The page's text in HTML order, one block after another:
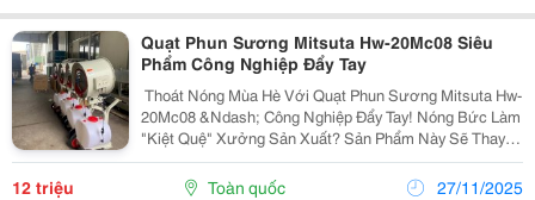
Quạt Phun Sương Mitsuta Hw-20Mc08 Siêu
Phẩm Công Nghiệp Đẩy Tay
️ Thoát Nóng Mùa Hè Với Quạt Phun Sương Mitsuta Hw-
20Mc08 &Ndash; Công Nghiệp Đẩy Tay! Nóng Bức Làm
"Kiệt Quệ" Xưởng Sản Xuất? Sản Phẩm Này Sẽ Thay
Đổi Tất Cả: ✅ Giảm Nhiệt Tức Thì 4-8&Deg;C, Làm Mát
Rộng 100M&Sup2; Chỉ Trong Giây Lát. ✅ Phun...
12 triệu Toàn quốc 27/11/2025